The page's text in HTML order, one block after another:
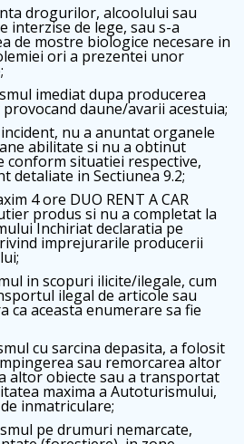
drogurilor, alcoolului sau
interzise de lege, sau s-a
de mostre biologice necesare in
ori a prezentei unor
imediat dupa producerea
daune/avarii acestuia;
nu a anuntat organele
abilitate si nu a obtinut
conform situatiei respective,
detaliate in Sectiunea 9.2;
4 ore DUO RENT A CAR
produs si nu a completat la
Inchiriat declaratia pe
imprejurarile producerii
in scopuri ilicite/ilegale, cum
ilegal de articole sau
ca aceasta enumerare sa fie
cu sarcina depasita, a folosit
sau remorcarea altor
altor obiecte sau a transportat
maxima a Autoturismului,
inmatriculare;
pe drumuri nemarcate,